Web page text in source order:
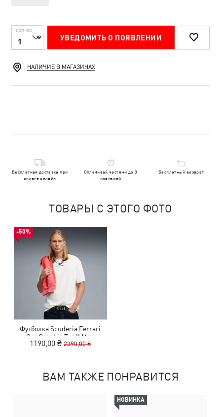
КОЛ-ВО
УВЕДОМИТЬ О ПОЯВЛЕНИИ
НАЛИЧИЕ В МАГАЗИНАХ
Бесплатная доставка при
оплате онлайн
Оплачивай частями до 3
платежей
Бесплатный возврат
ТОВАРЫ С ЭТОГО ФОТО
-50%
Футболка Scuderia Ferrari
Car Graphic Tee II Men
1190,00 ₴2390,00 ₴
ВАМ ТАКЖЕ ПОНРАВИТСЯ
НОВИНКА